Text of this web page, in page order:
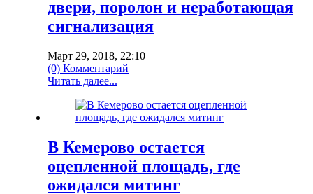
двери, поролон и неработающая
сигнализация
Март 29, 2018, 22:10
(0) Комментарий
Читать далее...
В Кемерово остается
оцепленной площадь, где
ожидался митинг